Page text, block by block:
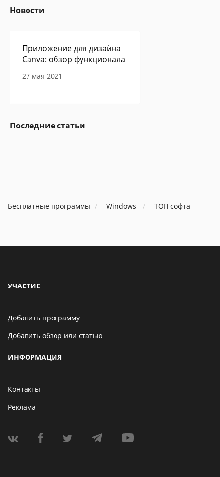
Новости
Приложение для дизайна
Canva: обзор функционала
27 мая 2021
Сам себе программист -
авторская колонка Павла
очередное приложение с
номер телефона
опубликовал список самых
Последние статьи
Бесплатные программы Windows ТОП софта
УЧАСТИЕ
Добавить программу
Добавить обзор или статью
ИНФОРМАЦИЯ
Контакты
Реклама